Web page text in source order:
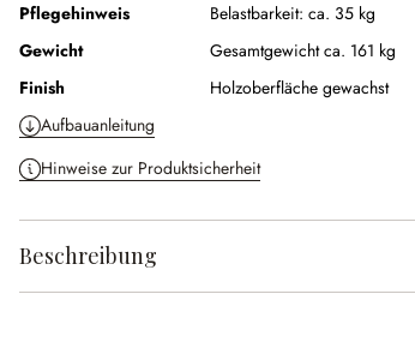
Pflegehinweis
Belastbarkeit: ca. 35 kg
Gewicht
Gesamtgewicht ca. 161 kg
Finish
Holzoberfläche gewachst
Aufbauanleitung
Hinweise zur Produktsicherheit
Beschreibung